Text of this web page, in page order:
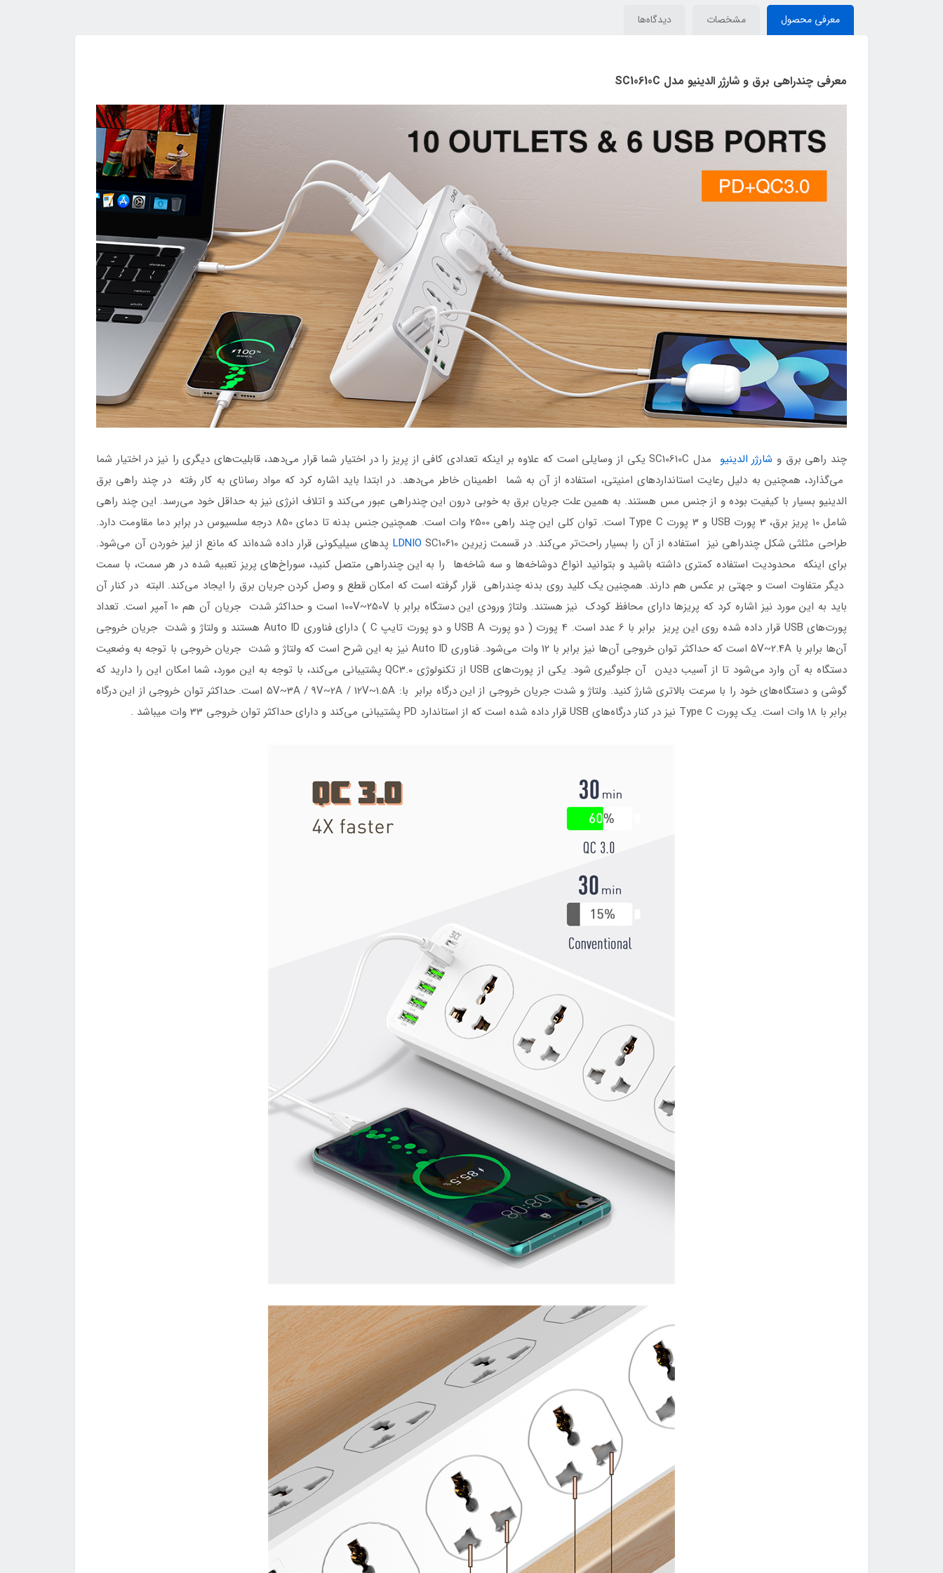
معرفی محصول مشخصات دیدگاه‌ها
معرفی چندراهی برق و شارژر الدینیو مدل SC10610C
چند راهی برق و شارژر الدینیو
مدل SC10610C یکی از وسایلی است که علاوه‌ بر اینکه تعدادی کافی از پریز را در اختیار شما قرار می‌دهد، قابلیت‌های دیگری را نیز در اختیار شما
می‌گذارد، همچنین به دلیل رعایت استانداردهای امنیتی، استفاده از آن به شما اطمینان خاطر می‌دهد. در ابتدا باید اشاره کرد که مواد رسانای به کار رفته در چند راهی برق
الدینیو بسیار با کیفیت بوده و از جنس مس هستند. به همین علت جریان برق به خوبی درون این چندراهی عبور می‌کند و اتلاف انرژی نیز به حداقل خود می‌رسد. این چند راهی
شامل 10 پریز برق، 3 پورت USB و 3 پورت Type C است. توان کلی این چند راهی 2500 وات است. همچنین جنس بدنه تا دمای 850 درجه سلسیوس در برابر دما مقاومت دارد.
طراحی مثلثی شکل چندراهی نیز استفاده از آن را بسیار راحت‌تر می‌کند. در قسمت زیرین
LDNIO SC10610 پدهای سیلیکونی قرار داده شده‌اند که مانع از لیز خوردن آن می‌شود.
برای اینکه محدودیت استفاده کمتری داشته باشید و بتوانید انواع دوشاخه‌ها و سه شاخه‌ها را به این چندراهی متصل کنید، سوراخ‌های پریز تعبیه شده در هر سمت، با سمت
دیگر متفاوت است و جهتی بر عکس هم دارند. همچنین یک کلید روی بدنه چندراهی قرار گرفته است که امکان قطع و وصل کردن جریان برق را ایجاد می‌کند. البته در کنار آن
باید به این مورد نیز اشاره کرد که پریزها دارای محافظ کودک نیز هستند. ولتاژ ورودی این دستگاه برابر با 100V~250V است و حداکثر شدت جریان آن هم 10 آمپر است. تعداد
پورت‌های USB قرار داده شده روی این پریز برابر با 6 عدد است. 4 پورت ( دو پورت USB A و دو پورت تایپ C ) دارای فناوری Auto ID هستند و ولتاژ و شدت جریان خروجی
آن‌ها برابر با 5V~2.4A است که حداکثر توان خروجی آن‌ها نیز برابر با 12 وات می‌شود. فناوری Auto ID نیز به این شرح است که ولتاژ و شدت جریان خروجی با توجه به وضعیت
دستگاه به آن وارد می‌شود تا از آسیب دیدن آن جلوگیری شود. یکی از پورت‌های USB از تکنولوژی QC3.0 پشتیبانی می‌کند، با توجه به این مورد، شما امکان این را دارید که
گوشی و دستگاه‌های خود را با سرعت بالاتری شارژ کنید. ولتاژ و شدت جریان خروجی از این درگاه برابر با: 5V~3A / 9V~2A / 12V~1.5A است. حداکثر توان خروجی از این درگاه
برابر با 18 وات است. یک پورت Type C نیز در کنار درگاه‌های USB قرار داده شده است که از استاندارد PD پشتیبانی می‌کند و دارای حداکثر توان خروجی 33 وات میباشد .